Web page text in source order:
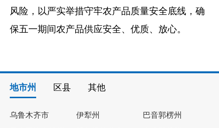
风险，以严实举措守牢农产品质量安全底线，确
保五一期间农产品供应安全、优质、放心。
地市州 区县 其他
乌鲁木齐市 伊犁州 巴音郭楞州